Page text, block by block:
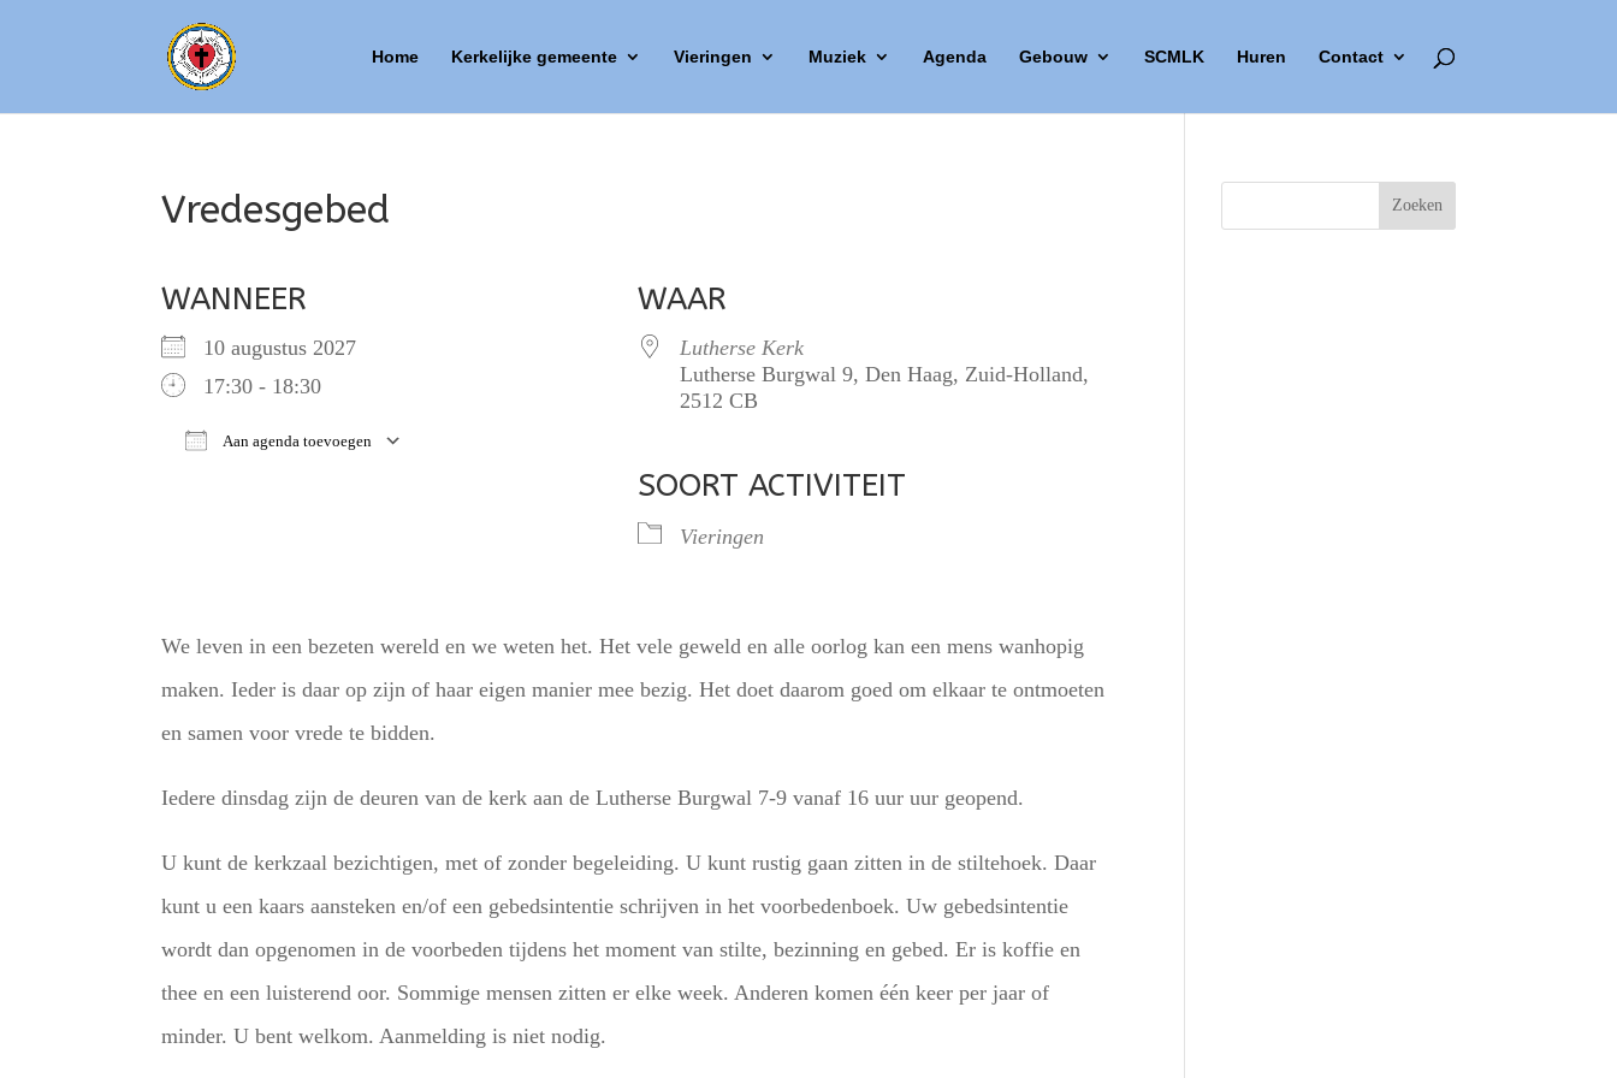
Home Kerkelijke gemeente Vieringen Muziek Agenda Gebouw SCMLK Huren Contact
Vredesgebed
WANNEER
10 augustus 2027
17:30 - 18:30
Aan agenda toevoegen
iCalendar
WAAR
Lutherse Kerk
Lutherse Burgwal 9, Den Haag, Zuid-Holland,
2512 CB
SOORT ACTIVITEIT
Vieringen
We leven in een bezeten wereld en we weten het. Het vele geweld en alle oorlog kan een mens wanhopig
maken. Ieder is daar op zijn of haar eigen manier mee bezig. Het doet daarom goed om elkaar te ontmoeten
en samen voor vrede te bidden.
Iedere dinsdag zijn de deuren van de kerk aan de Lutherse Burgwal 7-9 vanaf 16 uur uur geopend.
U kunt de kerkzaal bezichtigen, met of zonder begeleiding. U kunt rustig gaan zitten in de stiltehoek. Daar
kunt u een kaars aansteken en/of een gebedsintentie schrijven in het voorbedenboek. Uw gebedsintentie
wordt dan opgenomen in de voorbeden tijdens het moment van stilte, bezinning en gebed. Er is koffie en
thee en een luisterend oor. Sommige mensen zitten er elke week. Anderen komen één keer per jaar of
minder. U bent welkom. Aanmelding is niet nodig.